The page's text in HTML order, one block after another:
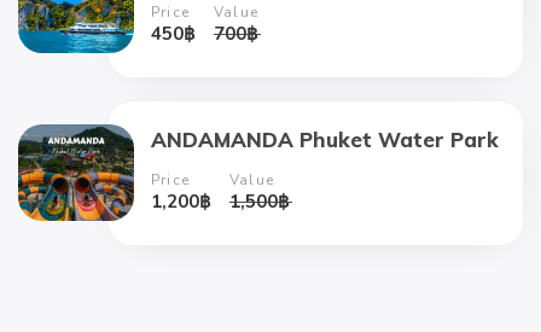
Price
450฿
Value
700฿
ANDAMANDA Phuket Water Park
Price
1,200฿
Value
1,500฿